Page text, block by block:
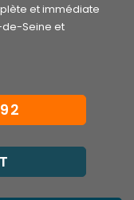
et immédiate
Seine et